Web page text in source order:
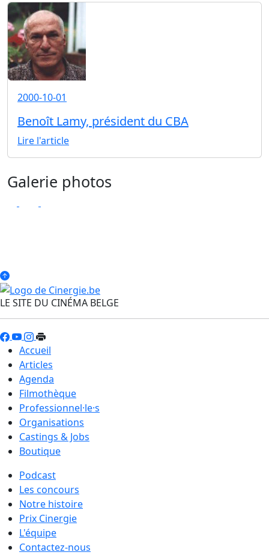
2000-10-01
Benoît Lamy, président du CBA
Lire l'article
Galerie photos
LE SITE DU CINÉMA BELGE
Accueil
Articles
Agenda
Filmothèque
Professionnel·le·s
Organisations
Castings & Jobs
Boutique
Podcast
Les concours
Notre histoire
Prix Cinergie
L'équipe
Contactez-nous